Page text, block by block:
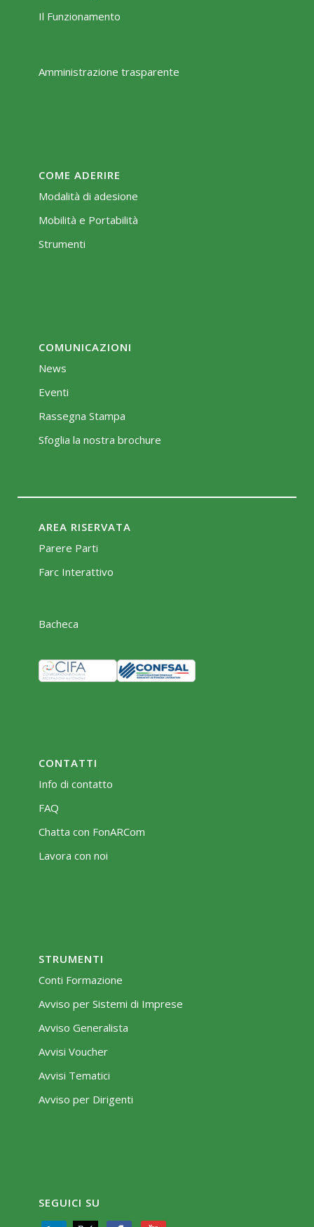
Il Funzionamento
Amministrazione trasparente
COME ADERIRE
Modalità di adesione
Mobilità e Portabilità
Strumenti
COMUNICAZIONI
News
Eventi
Rassegna Stampa
Sfoglia la nostra brochure
AREA RISERVATA
Parere Parti
Farc Interattivo
Bacheca
CONTATTI
Info di contatto
FAQ
Chatta con FonARCom
Lavora con noi
STRUMENTI
Conti Formazione
Avviso per Sistemi di Imprese
Avviso Generalista
Avvisi Voucher
Avvisi Tematici
Avviso per Dirigenti
SEGUICI SU